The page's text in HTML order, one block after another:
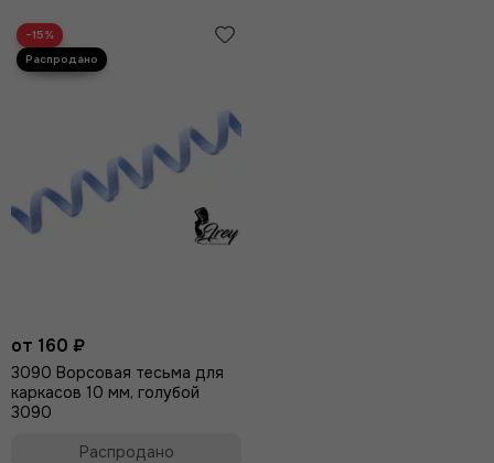
−15%
от 160 ₽
3090 Ворсовая тесьма для
каркасов 10 мм, голубой
3090
Распродано